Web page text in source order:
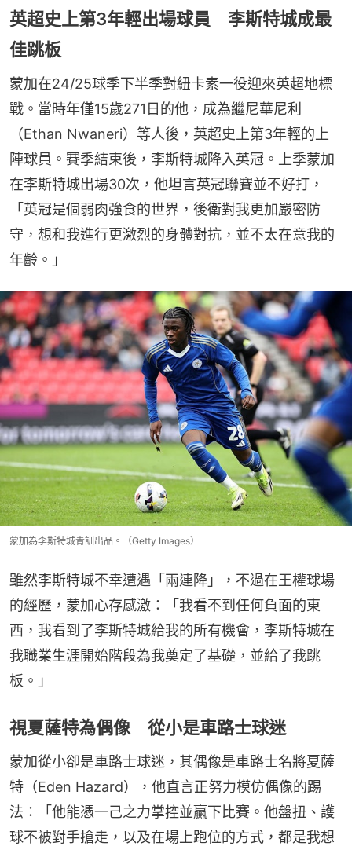
英超史上第3年輕出場球員 李斯特城成最
佳跳板
蒙加在24/25球季下半季對紐卡素一役迎來英超地標
戰。當時年僅15歲271日的他，成為繼尼華尼利
（Ethan Nwaneri）等人後，英超史上第3年輕的上
陣球員。賽季結束後，李斯特城降入英冠。上季蒙加
在李斯特城出場30次，他坦言英冠聯賽並不好打，
「英冠是個弱肉強食的世界，後衛對我更加嚴密防
守，想和我進行更激烈的身體對抗，並不太在意我的
年齡。」
蒙加為李斯特城青訓出品。（Getty Images）
雖然李斯特城不幸遭遇「兩連降」，不過在王權球場
的經歷，蒙加心存感激：「我看不到任何負面的東
西，我看到了李斯特城給我的所有機會，李斯特城在
我職業生涯開始階段為我奠定了基礎，並給了我跳
板。」
視夏薩特為偶像 從小是車路士球迷
蒙加從小卻是車路士球迷，其偶像是車路士名將夏薩
特（Eden Hazard），他直言正努力模仿偶像的踢
法：「他能憑一己之力掌控並贏下比賽。他盤扭、護
球不被對手搶走，以及在場上跑位的方式，都是我想